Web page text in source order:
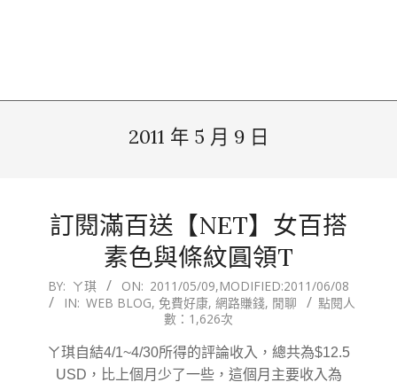
2011 年 5 月 9 日
訂閱滿百送【NET】女百搭
素色與條紋圓領T
2011-
05-
BY: ㄚ琪 ON: 2011/05/09,MODIFIED:2011/06/08
IN: WEB BLOG, 免費好康, 網路賺錢, 閒聊
點閱人
數：1,626次
ㄚ琪自結4/1~4/30所得的評論收入，總共為$12.5
USD，比上個月少了一些，這個月主要收入為